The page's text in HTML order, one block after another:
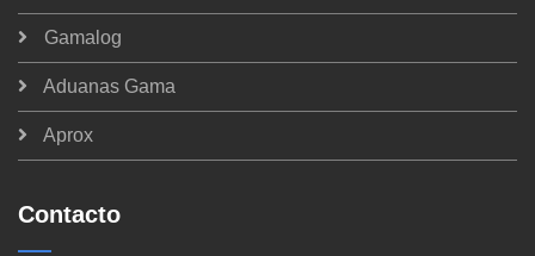
Gamalog
Aduanas Gama
Aprox
Contacto